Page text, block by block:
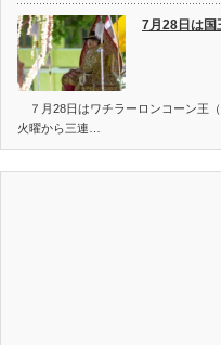
7月28日は国
７月28日はワチラーロンコーン王
火曜から三連…